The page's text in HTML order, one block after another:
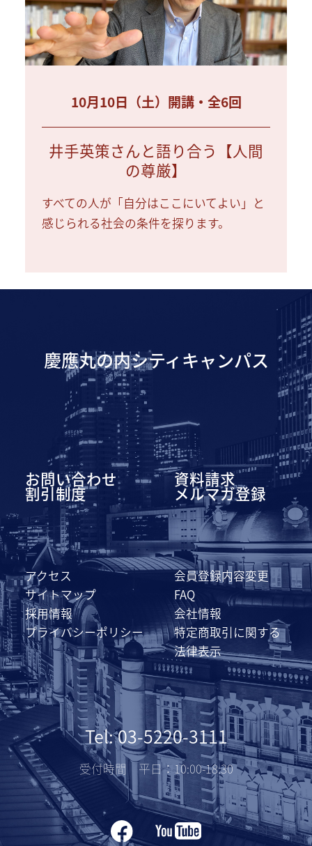
10月10日（土）開講・全6回
井手英策さんと語り合う【人間
の尊厳】
すべての人が「自分はここにいてよい」と
感じられる社会の条件を探ります。
慶應丸の内シティキャンパス
お問い合わせ 資料請求
割引制度 メルマガ登録
アクセス
会員登録内容変更
サイトマップ
FAQ
採用情報
会社情報
プライバシーポリシー
特定商取引に関する
法律表示
Tel: 03-5220-3111
受付時間 平日：10:00-18:30